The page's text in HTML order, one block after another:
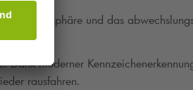
Atmosphäre und das
Dank moderner
rausfahren.